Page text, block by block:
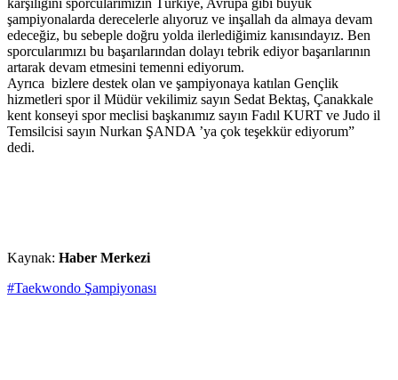
karşılığını sporcularımızın Türkiye, Avrupa gibi büyük
şampiyonalarda derecelerle alıyoruz ve inşallah da almaya devam
edeceğiz, bu sebeple doğru yolda ilerlediğimiz kanısındayız. Ben
sporcularımızı bu başarılarından dolayı tebrik ediyor başarılarının
artarak devam etmesini temenni ediyorum.
Ayrıca bizlere destek olan ve şampiyonaya katılan Gençlik
hizmetleri spor il Müdür vekilimiz sayın Sedat Bektaş, Çanakkale
kent konseyi spor meclisi başkanımız sayın Fadıl KURT ve Judo il
Temsilcisi sayın Nurkan ŞANDA ’ya çok teşekkür ediyorum”
dedi.
Kaynak: Haber Merkezi
#Taekwondo Şampiyonası